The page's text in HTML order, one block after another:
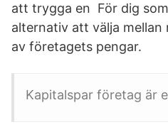
att trygga en För dig
alternativ att välja mellan
av företagets pengar.
Kapitalspar företag är